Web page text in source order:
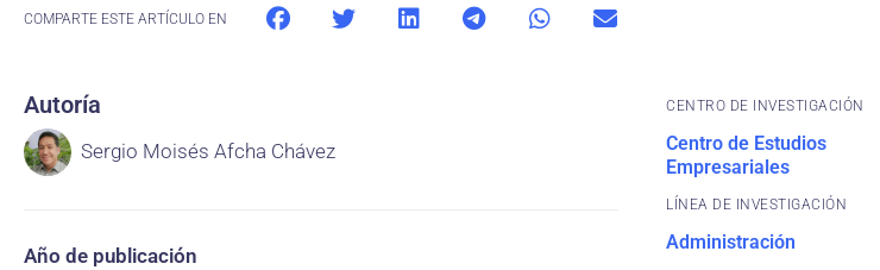
COMPARTE ESTE ARTÍCULO EN
Autoría
Sergio Moisés Afcha Chávez
Año de publicación
CENTRO DE INVESTIGACIÓN
Centro de Estudios
Empresariales
Administración